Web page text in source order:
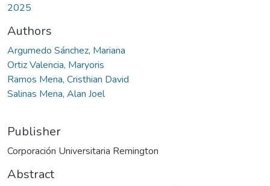
2025
Authors
Argumedo Sánchez, Mariana
Ortiz Valencia, Maryoris
Ramos Mena, Cristhian David
Salinas Mena, Alan Joel
Publisher
Corporación Universitaria Remington
Abstract